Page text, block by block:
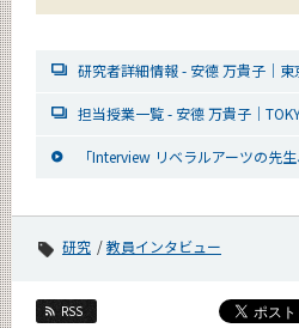
研究者詳細情報 - 安德 万貴子｜東
担当授業一覧 - 安德 万貴子｜
「Interview リベラルアーツの先
研究 教員インタビュー
RSS